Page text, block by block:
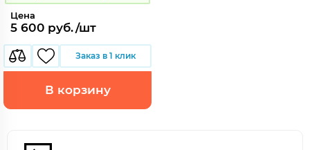
Цена
5 600 руб./шт
Заказ в 1 клик
В корзину